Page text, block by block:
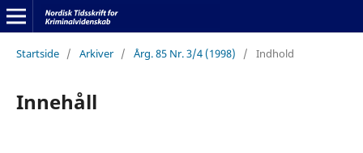
Startside / Arkiver / Årg. 85 Nr. 3/4 (1998) / Indhold
Innehåll